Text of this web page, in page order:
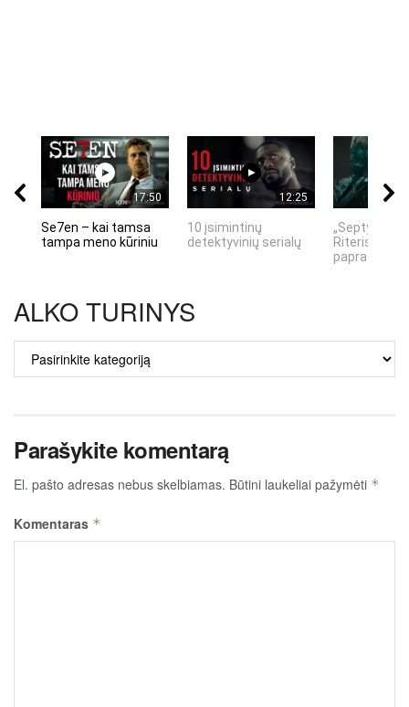
17:50
Se7en – kai tamsa
tampa meno kūriniu
12:25
10 įsimintinų
detektyvinių serialų
„Septynių
Riteris" – kai
ALKO TURINYS
ALKO
TURINYS
Parašykite komentarą
El. pašto adresas nebus skelbiamas. Būtini laukeliai pažymėti *
Komentaras *